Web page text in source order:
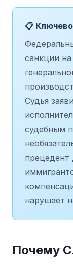
📋
санкции
Судья
судебным
прецедент
нарушает
Почему